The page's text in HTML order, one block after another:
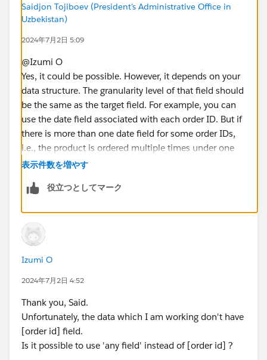
Saidjon Tojiboev (President's Administrative Office in
Uzbekistan)
2024年7月2日 5:09
@Izumi O​
Yes, it could be possible. However, it depends on your
data structure. The granularity level of that field should
be the same as the target field. For example, you can
use the date field associated with each order ID. But if
there is more than one date field for some order IDs,
i.e., the product is ordered multiple times under one
order ID, the count number will be more than the
表示件数を増やす
役立つとしてマーク
Izumi O
2024年7月2日 4:52
Thank you, Said.
Unfortunately, the data which I am working don't have
[order id] field.
Is it possible to use 'any field' instead of [order id] ?